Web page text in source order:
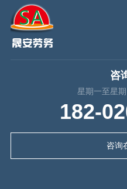
咨
星期一至星
182-
咨询